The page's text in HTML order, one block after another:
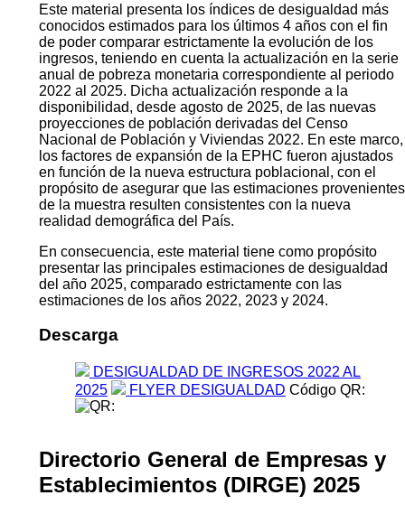
Este material presenta los índices de desigualdad más
conocidos estimados para los últimos 4 años con el fin
de poder comparar estrictamente la evolución de los
ingresos, teniendo en cuenta la actualización en la serie
anual de pobreza monetaria correspondiente al periodo
2022 al 2025. Dicha actualización responde a la
disponibilidad, desde agosto de 2025, de las nuevas
proyecciones de población derivadas del Censo
Nacional de Población y Viviendas 2022. En este marco,
los factores de expansión de la EPHC fueron ajustados
en función de la nueva estructura poblacional, con el
propósito de asegurar que las estimaciones provenientes
de la muestra resulten consistentes con la nueva
realidad demográfica del País.
En consecuencia, este material tiene como propósito
presentar las principales estimaciones de desigualdad
del año 2025, comparado estrictamente con las
estimaciones de los años 2022, 2023 y 2024.
Descarga
DESIGUALDAD DE INGRESOS 2022 AL
2025
FLYER DESIGUALDAD Código QR:
Directorio General de Empresas y
Establecimientos (DIRGE) 2025